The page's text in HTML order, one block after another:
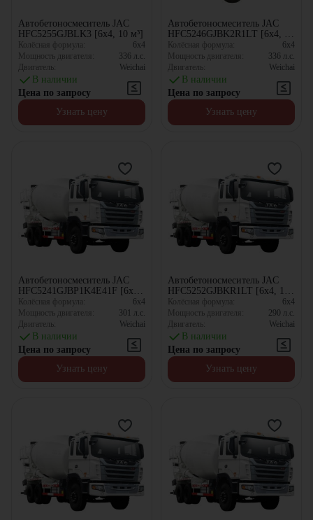
Автобетоносмеситель JAC
HFC5255GJBLK3 [6x4, 10 м³]
Колёсная формула:
6x4
Мощность двигателя:
336 л.с.
Двигатель:
Weichai
В наличии
Цена по запросу
Узнать цену
Автобетоносмеситель JAC
HFC5246GJBK2R1LT [6x4, 10
м³]
Колёсная формула:
6x4
Мощность двигателя:
336 л.с.
Двигатель:
Weichai
В наличии
Цена по запросу
Узнать цену
Автобетоносмеситель JAC
HFC5241GJBP1K4E41F [6x4,
10.67 м³]
Колёсная формула:
6x4
Мощность двигателя:
301 л.с.
Двигатель:
Weichai
В наличии
Цена по запросу
Узнать цену
Автобетоносмеситель JAC
HFC5252GJBKR1LT [6x4, 10
м³]
Колёсная формула:
6x4
Мощность двигателя:
290 л.с.
Двигатель:
Weichai
В наличии
Цена по запросу
Узнать цену